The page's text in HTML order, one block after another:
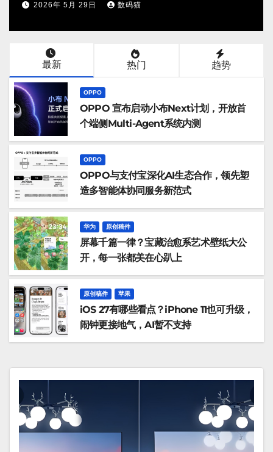
2026年 7月 27日 数码猫
最新 热门 趋势
OPPO
OPPO 宣布启动小布Next计划，开放首
个端侧Multi-Agent系统内测
OPPO
OPPO与支付宝深化AI生态合作，领先塑
造多智能体协同服务新范式
华为 原创稿件
屏幕千篇一律？宝藏治愈系艺术壁纸大公
开，每一张都美在心趴上
原创稿件 苹果
iOS 27有哪些看点？iPhone 11也可升级，
闹钟更接地气，AI暂不支持